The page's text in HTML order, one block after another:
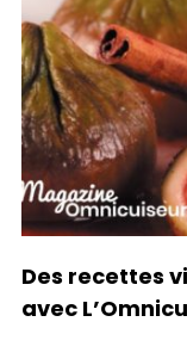
Des recettes
avec